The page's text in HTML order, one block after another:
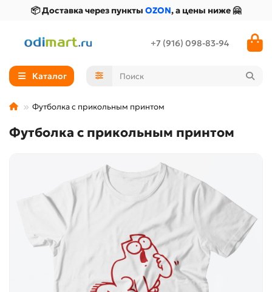
📦 Доставка через пункты OZON, а цены ниже 🤗
+7 (916) 098-83-94
Каталог
Футболка с прикольным принтом
Футболка с прикольным принтом